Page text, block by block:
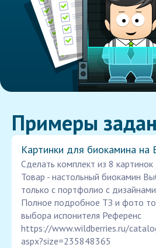
Примеры
Картинки для биокамина на
Сделать комплект из 8
Товар - настольный биокамин
только с портфолио с
Полное подробное ТЗ и фото
выбора испонителя Референс
https://www.wildberries.ru/
aspx?size=235848365